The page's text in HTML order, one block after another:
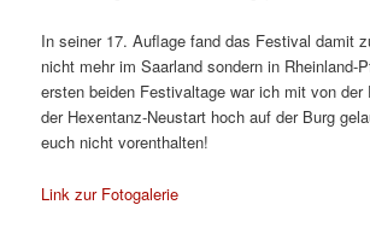
In seiner 17. Auflage fand das Festival damit
nicht mehr im Saarland sondern in Rheinland-
ersten beiden Festivaltage war ich mit von der
der Hexentanz-Neustart hoch auf der Burg
euch nicht vorenthalten!
Link zur Fotogalerie